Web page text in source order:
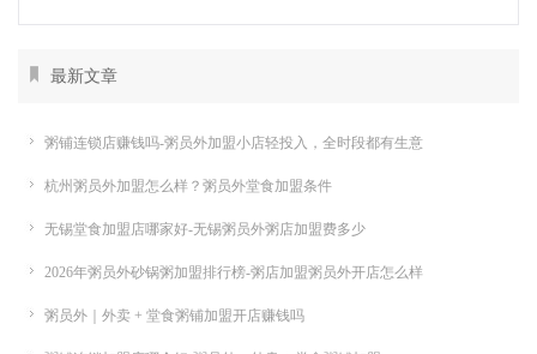
最新文章
粥铺连锁店赚钱吗-粥员外加盟小店轻投入，全时段都有生意
杭州粥员外加盟怎么样？粥员外堂食加盟条件
无锡堂食加盟店哪家好-无锡粥员外粥店加盟费多少
2026年粥员外砂锅粥加盟排行榜-粥店加盟粥员外开店怎么样
粥员外｜外卖 + 堂食粥铺加盟开店赚钱吗